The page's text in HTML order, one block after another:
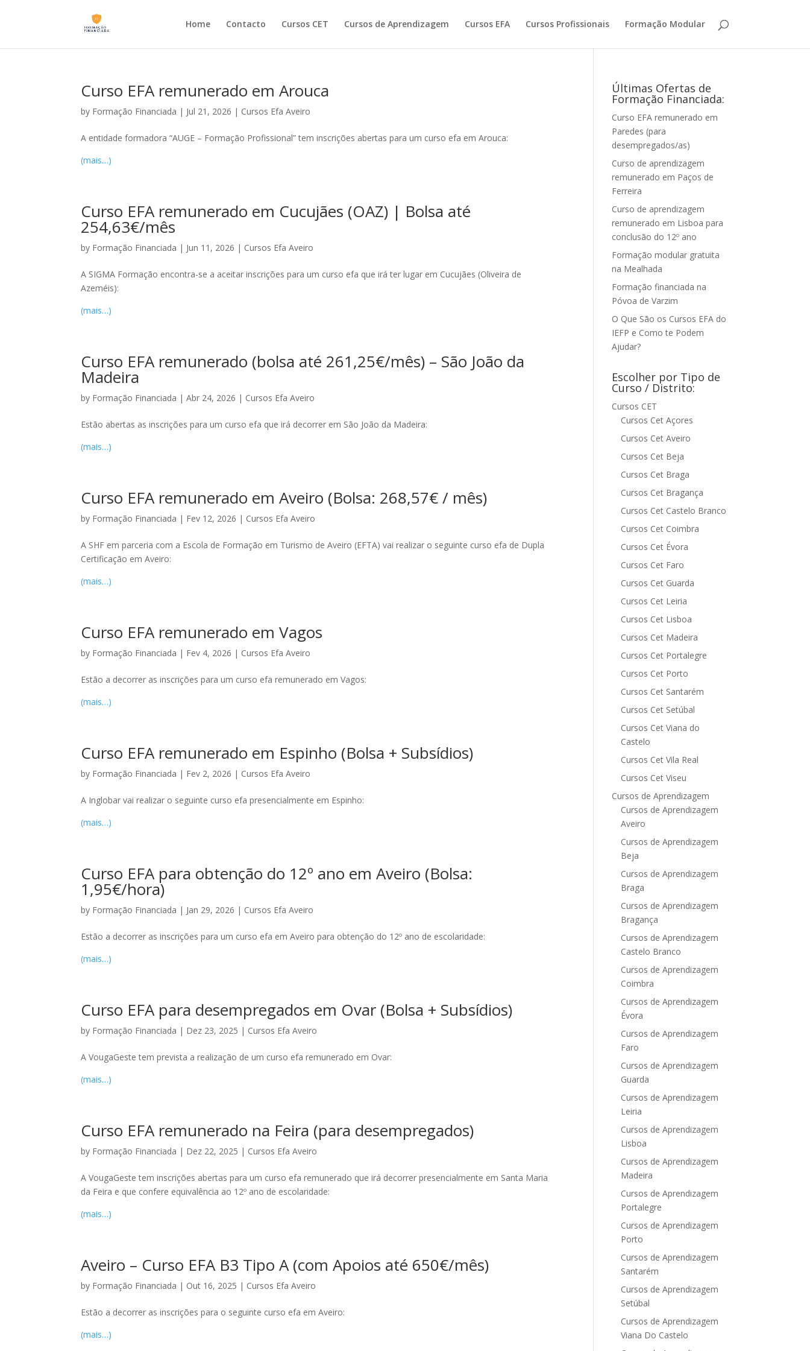
Home Contacto Cursos CET Cursos de Aprendizagem Cursos EFA Cursos Profissionais Formação Modular
Curso EFA remunerado em Arouca
by Formação Financiada | Jul 21, 2026 | Cursos Efa Aveiro
A entidade formadora “AUGE – Formação Profissional” tem inscrições abertas para um curso efa em Arouca:
(mais…)
Curso EFA remunerado em Cucujães (OAZ) | Bolsa até
254,63€/mês
by Formação Financiada | Jun 11, 2026 | Cursos Efa Aveiro
A SIGMA Formação encontra-se a aceitar inscrições para um curso efa que irá ter lugar em Cucujães (Oliveira de
Azeméis):
(mais…)
Curso EFA remunerado (bolsa até 261,25€/mês) – São João da
Madeira
by Formação Financiada |Abr 24, 2026 | Cursos Efa Aveiro
Estão abertas as inscrições para um curso efa que irá decorrer em São João da Madeira:
(mais…)
Curso EFA remunerado em Aveiro (Bolsa: 268,57€ / mês)
by Formação Financiada | Fev 12, 2026 | Cursos Efa Aveiro
A SHF em parceria com a Escola de Formação em Turismo de Aveiro (EFTA) vai realizar o seguinte curso efa de Dupla
Certificação em Aveiro:
(mais…)
Curso EFA remunerado em Vagos
by Formação Financiada | Fev 4, 2026 | Cursos Efa Aveiro
Estão a decorrer as inscrições para um curso efa remunerado em Vagos:
(mais…)
Curso EFA remunerado em Espinho (Bolsa + Subsídios)
by Formação Financiada | Fev 2, 2026 | Cursos Efa Aveiro
A Inglobar vai realizar o seguinte curso efa presencialmente em Espinho:
(mais…)
Curso EFA para obtenção do 12º ano em Aveiro (Bolsa:
1,95€/hora)
by Formação Financiada | Jan 29, 2026 | Cursos Efa Aveiro
Estão a decorrer as inscrições para um curso efa em Aveiro para obtenção do 12º ano de escolaridade:
(mais…)
Curso EFA para desempregados em Ovar (Bolsa + Subsídios)
by Formação Financiada | Dez 23, 2025 | Cursos Efa Aveiro
A VougaGeste tem prevista a realização de um curso efa remunerado em Ovar:
(mais…)
Curso EFA remunerado na Feira (para desempregados)
by Formação Financiada | Dez 22, 2025 | Cursos Efa Aveiro
A VougaGeste tem inscrições abertas para um curso efa remunerado que irá decorrer presencialmente em Santa Maria
da Feira e que confere equivalência ao 12º ano de escolaridade:
(mais…)
Aveiro – Curso EFA B3 Tipo A (com Apoios até 650€/mês)
by Formação Financiada | Out 16, 2025 | Cursos Efa Aveiro
Estão a decorrer as inscrições para o seguinte curso efa em Aveiro:
(mais…)
Últimas Ofertas de
Formação Financiada:
Curso EFA remunerado em
Paredes (para
desempregados/as)
Curso de aprendizagem
remunerado em Paços de
Ferreira
Curso de aprendizagem
remunerado em Lisboa para
conclusão do 12º ano
Formação modular gratuita
na Mealhada
Formação financiada na
Póvoa de Varzim
O Que São os Cursos EFA do
IEFP e Como te Podem
Ajudar?
Escolher por Tipo de
Curso / Distrito:
Cursos CET
Cursos Cet Açores
Cursos Cet Aveiro
Cursos Cet Beja
Cursos Cet Braga
Cursos Cet Bragança
Cursos Cet Castelo Branco
Cursos Cet Coimbra
Cursos Cet Évora
Cursos Cet Faro
Cursos Cet Guarda
Cursos Cet Leiria
Cursos Cet Lisboa
Cursos Cet Madeira
Cursos Cet Portalegre
Cursos Cet Porto
Cursos Cet Santarém
Cursos Cet Setúbal
Cursos Cet Viana do
Castelo
Cursos Cet Vila Real
Cursos Cet Viseu
Cursos de Aprendizagem
Cursos de Aprendizagem
Aveiro
Cursos de Aprendizagem
Beja
Cursos de Aprendizagem
Braga
Cursos de Aprendizagem
Bragança
Cursos de Aprendizagem
Castelo Branco
Cursos de Aprendizagem
Coimbra
Cursos de Aprendizagem
Évora
Cursos de Aprendizagem
Faro
Cursos de Aprendizagem
Guarda
Cursos de Aprendizagem
Leiria
Cursos de Aprendizagem
Lisboa
Cursos de Aprendizagem
Madeira
Cursos de Aprendizagem
Portalegre
Cursos de Aprendizagem
Porto
Cursos de Aprendizagem
Santarém
Cursos de Aprendizagem
Setúbal
Cursos de Aprendizagem
Viana Do Castelo